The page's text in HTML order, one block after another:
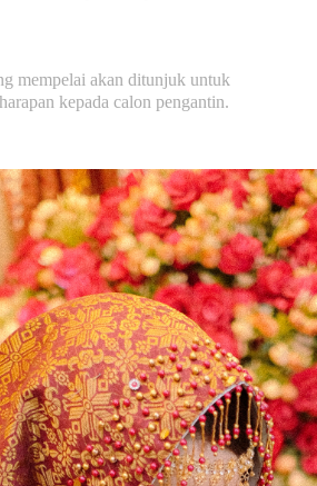
mempelai akan ditunjuk untuk
kepada calon pengantin.